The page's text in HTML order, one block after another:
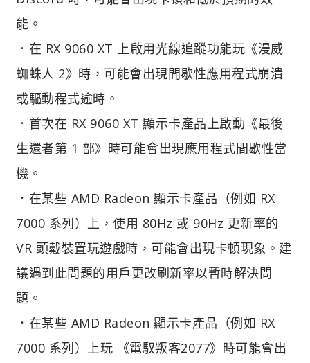
能。
．在 RX 9060 XT 上啟用光線追蹤功能玩《漫威
蜘蛛人 2》時，可能會出現間歇性應用程式崩潰
或驅動程式逾時。
．首次在 RX 9060 XT 顯示卡產品上啟動《最後
生還者第 1 部》時可能會出現應用程式間歇性當
機。
．在某些 AMD Radeon 顯示卡產品（例如 RX
7000 系列）上，使用 80Hz 或 90Hz 更新率的
VR 頭戴裝置玩遊戲時，可能會出現卡頓現象。建
議遇到此問題的用戶更改刷新率以暫時解決問
題。
．在某些 AMD Radeon 顯示卡產品（例如 RX
7000 系列）上玩 《電馭叛客2077》時可能會出